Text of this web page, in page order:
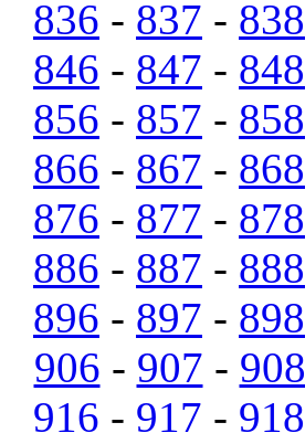
836 - 837 - 838
846 - 847 - 848
856 - 857 - 858
866 - 867 - 868
876 - 877 - 878
886 - 887 - 888
896 - 897 - 898
906 - 907 - 908
916 - 917 - 918